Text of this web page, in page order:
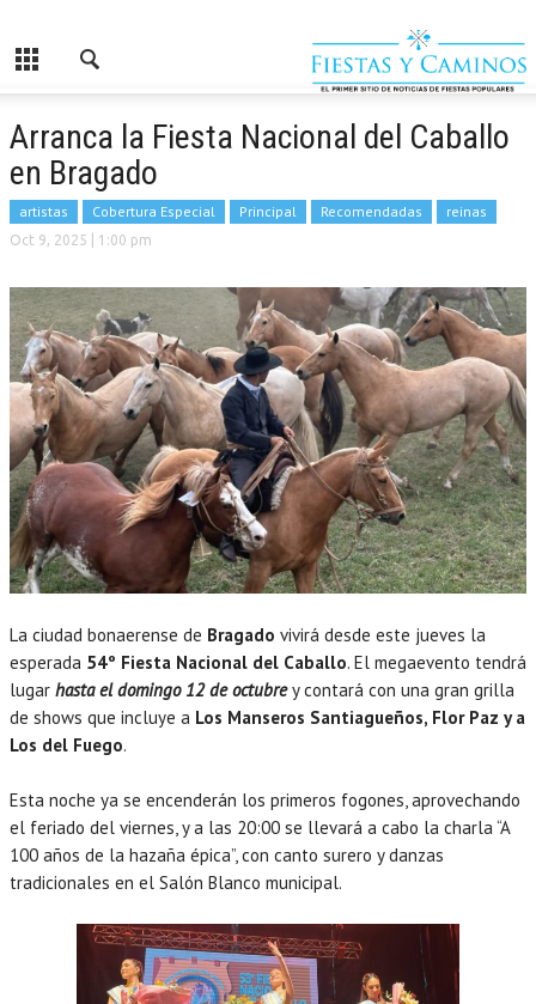
Arranca la Fiesta Nacional del Caballo
en Bragado
artistas Cobertura Especial Principal Recomendadas reinas
Oct 9, 2025 | 1:00 pm
La ciudad bonaerense de Bragado vivirá desde este jueves la
esperada 54º Fiesta Nacional del Caballo. El megaevento tendrá
lugar hasta el domingo 12 de octubrey contará con una gran grilla
de shows que incluye a Los Manseros Santiagueños, Flor Paz y a
Los del Fuego.
Esta noche ya se encenderán los primeros fogones, aprovechando
el feriado del viernes, y a las 20:00 se llevará a cabo la charla “A
100 años de la hazaña épica”, con canto surero y danzas
tradicionales en el Salón Blanco municipal.